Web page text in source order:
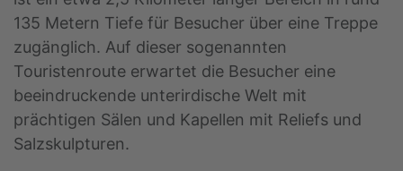
135 Metern Tiefe für Besucher über eine Treppe
zugänglich. Auf dieser sogenannten
Touristenroute erwartet die Besucher eine
beeindruckende unterirdische Welt mit
prächtigen Sälen und Kapellen mit Reliefs und
Salzskulpturen.